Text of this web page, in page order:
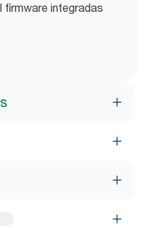
integradas